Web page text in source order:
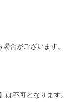
合がございます。
不可となります。